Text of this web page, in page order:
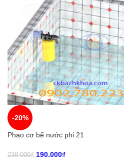
-20%
Phao cơ bể nước phi 21
238.000₫ 190.000₫